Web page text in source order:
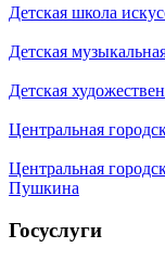
Детская школа
Детская
Детская
Центральная
Центральная
Пушкина
Госуслуги